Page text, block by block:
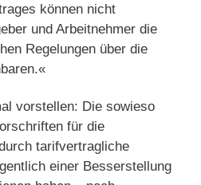
können nicht
und Arbeitnehmer die
Regelungen über die
vorstellen: Die sowieso
für die
tarifvertragliche
einer Besserstellung